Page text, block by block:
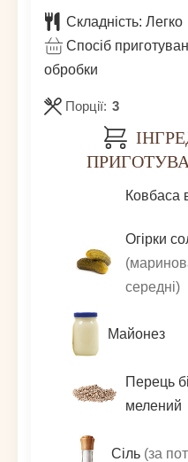
Складність: Легко
Спосіб
обробки
Порції: 3
Ковбаса
Огірки
середні)
Майонез
Перець
мелений
Сіль (за